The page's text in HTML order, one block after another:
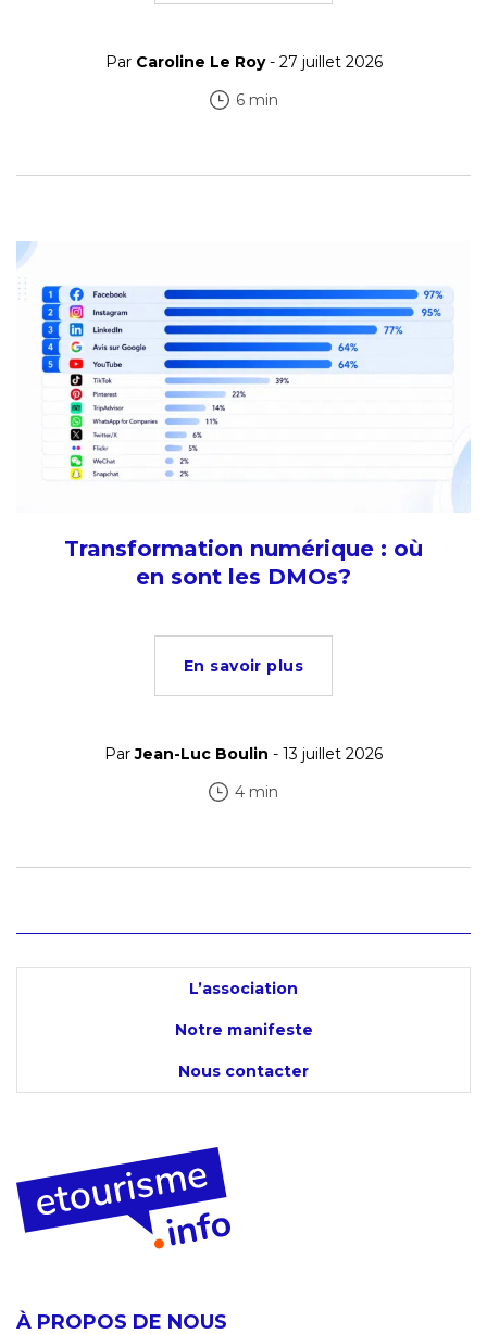
Par Caroline Le Roy- 27 juillet 2026
6 min
Transformation numérique : où
en sont les DMOs?
En savoir plus
ParJean-Luc Boulin - 13 juillet 2026
4 min
L’association
Notre manifeste
Nous contacter
À PROPOS DE NOUS